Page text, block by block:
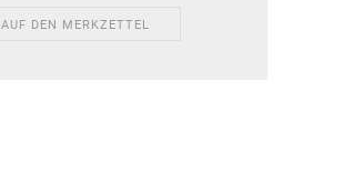
AUF DEN MERKZETTEL